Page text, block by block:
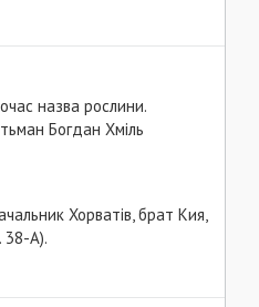
назва рослини.
Богдан Хміль
Хорватів, брат Кия,
38-А).